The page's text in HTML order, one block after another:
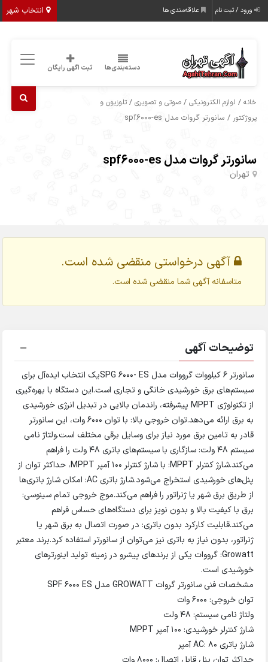
انتخاب شهر ورود / ثبت نام علاقه‌مندی ها
دسته‌بندی‌ها ثبت اگهی رایگان
خانه / لوازم الکترونیکی /صوتی و تصویری /تلوزیون و
پروژکتور / سانورتر گروات مدل spf6000-es
سانورتر گروات مدل spf6000-es
تهران
آگهی درخواستی منقضی شده است.
متاسفانه آگهی شما منقضی شده است.
توضیحات آگهی
سانورتر 6 کیلووات گرووات مدل SPG 6000- ESیک انتخاب ایده‌آل برای
سیستم‌های برق خورشیدی خانگی و تجاری است.این دستگاه با بهره‌گیری
از تکنولوژی MPPT پیشرفته، راندمان بالایی در تبدیل انرژی خورشیدی
به برق ارائه می‌دهد.توان خروجی بالا: با توان 6000 وات، این سانورتر
قادر به تامین برق مورد نیاز برای وسایل برقی مختلف است.ولتاژ نامی
سیستم 48 ولت: سازگاری با سیستم‌های باتری 48 ولت را فراهم
می‌کند.شارژ کنترلر MPPT: با شارژ کنترلر 100 آمپر MPPT، حداکثر توان از
پنل‌های خورشیدی استخراج می‌شود.شارژ باتری AC: امکان شارژ باتری‌ها
از طریق برق شهر یا ژنراتور را فراهم می‌کند.موج خروجی تمام سینوسی:
برق با کیفیت بالا و بدون نویز برای دستگاه‌های حساس فراهم
می‌کند.قابلیت کارکرد بدون باتری: در صورت اتصال به برق شهر یا
ژنراتور، بدون نیاز به باتری نیز می‌توان از سانورتر استفاده کرد.برند معتبر
Growatt: گرووات یکی از برندهای پیشرو در زمینه تولید اینورترهای
خورشیدی است.
مشخصات فنی سانورتر گروات GROWATT مدل SPF 6000 ES
توان خروجی: 6000 وات
ولتاژ نامی سیستم: 48 ولت
شارژ کنترلر خورشیدی: 100 آمپر MPPT
شارژ باتری AC: 80 آمپر